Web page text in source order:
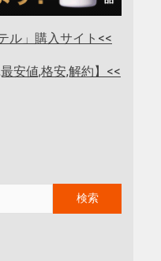
ル」購入サイト<<
安値,格安,解約】<<